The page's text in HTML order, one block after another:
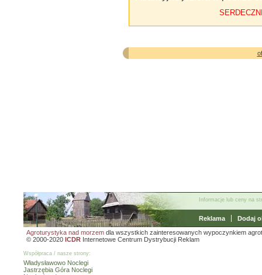
Informacje lub ceny na
Reklama
Dodaj
Agroturystyka nad morzem dla wszystkich zainteresowanych wypoczynkiem
© 2000-2020 ICDR Internetowe Centrum Dystrybucji Reklam
Współpraca / nasze strony:
Władysławowo Noclegi
Jastrzębia Góra Noclegi